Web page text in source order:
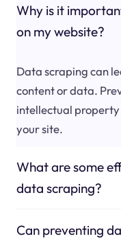
Why is it
on my website?
Data scraping can
content or data.
intellectual
your site.
What are some
data scraping?
Can preventing